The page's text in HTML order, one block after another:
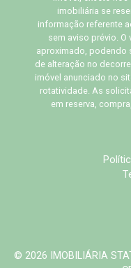
imobiliária se
informação referente
sem aviso prévio.
aproximado, podendo
de alteração no
imóvel anunciado no
rotatividade. As
em reserva,
© 2026 IMOBILIÁRIA